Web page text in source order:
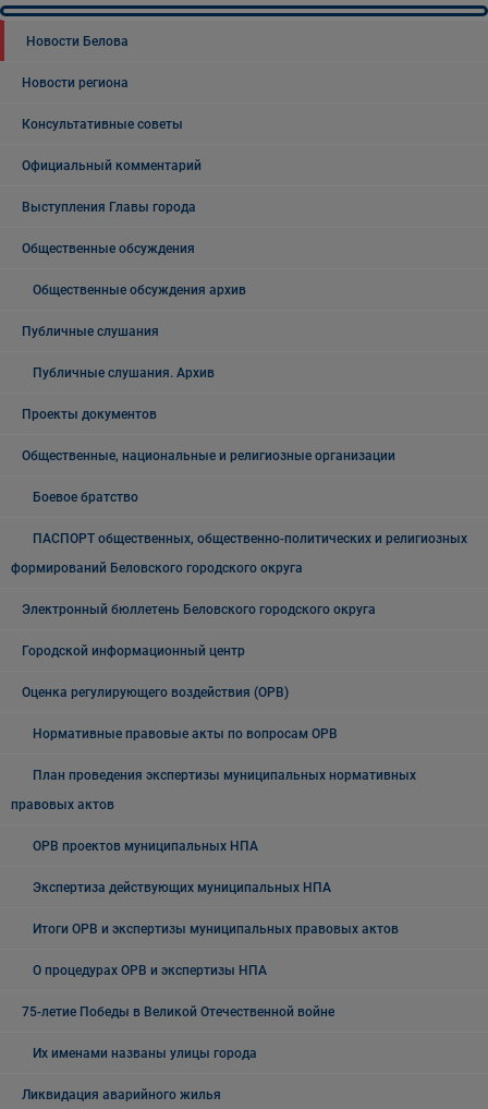
Новости Белова
Новости региона
Консультативные советы
Официальный комментарий
Выступления Главы города
Общественные обсуждения
Общественные обсуждения архив
Публичные слушания
Публичные слушания. Архив
Проекты документов
Общественные, национальные и религиозные организации
Боевое братство
ПАСПОРТ общественных, общественно-политических и религиозных
формирований Беловского городского округа
Электронный бюллетень Беловского городского округа
Городской информационный центр
Оценка регулирующего воздействия (ОРВ)
Нормативные правовые акты по вопросам ОРВ
План проведения экспертизы муниципальных нормативных
правовых актов
ОРВ проектов муниципальных НПА
Экспертиза действующих муниципальных НПА
Итоги ОРВ и экспертизы муниципальных правовых актов
О процедурах ОРВ и экспертизы НПА
75-летие Победы в Великой Отечественной войне
Их именами названы улицы города
Ликвидация аварийного жилья